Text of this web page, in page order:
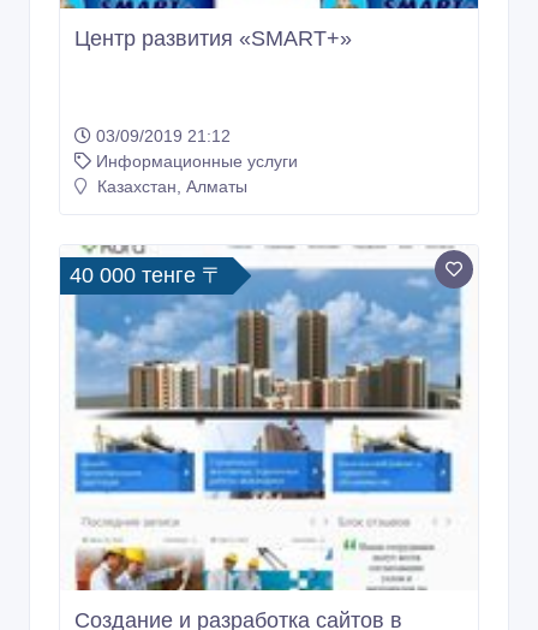
Центр развития «SMART+»
03/09/2019 21:12
Информационные услуги
Казахстан, Алматы
40 000 тенге 〒